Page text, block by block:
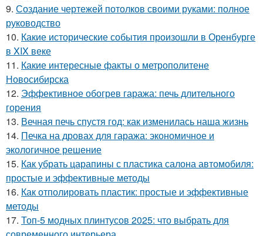
9. Создание чертежей потолков своими руками: полное
руководство
10. Какие исторические события произошли в Оренбурге
в XIX веке
11. Какие интересные факты о метрополитене
Новосибирска
12. Эффективное обогрев гаража: печь длительного
горения
13. Вечная печь спустя год: как изменилась наша жизнь
14. Печка на дровах для гаража: экономичное и
экологичное решение
15. Как убрать царапины с пластика салона автомобиля:
простые и эффективные методы
16. Как отполировать пластик: простые и эффективные
методы
17. Топ-5 модных плинтусов 2025: что выбрать для